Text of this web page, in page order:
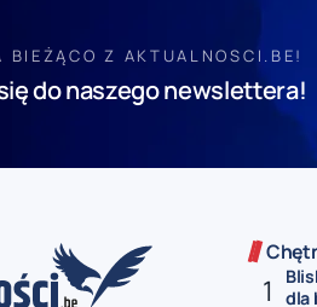
BIEŻĄCO Z AKTUALNOSCI.BE!
do naszego newslettera!
dla